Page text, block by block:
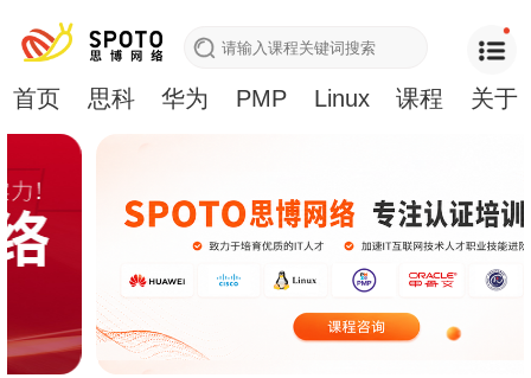
首页 思科 华为 PMP Linux 课程 关于